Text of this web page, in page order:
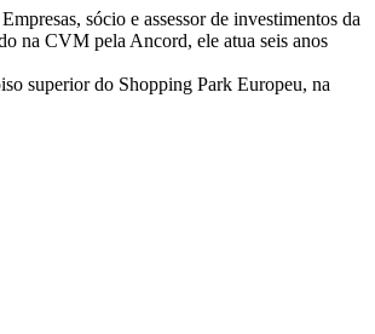
sócio e assessor de investimentos da
na CVM pela Ancord, ele atua seis anos
superior do Shopping Park Europeu, na